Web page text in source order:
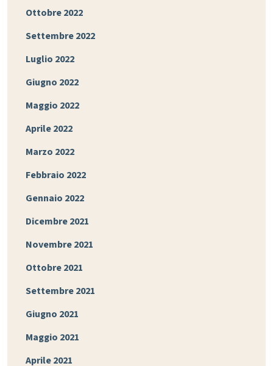
Ottobre 2022
Settembre 2022
Luglio 2022
Giugno 2022
Maggio 2022
Aprile 2022
Marzo 2022
Febbraio 2022
Gennaio 2022
Dicembre 2021
Novembre 2021
Ottobre 2021
Settembre 2021
Giugno 2021
Maggio 2021
Aprile 2021